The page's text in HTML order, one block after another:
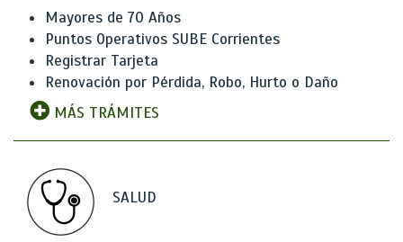
Mayores de 70 Años
Puntos Operativos SUBE Corrientes
Registrar Tarjeta
Renovación por Pérdida, Robo, Hurto o Daño
MÁS TRÁMITES
SALUD